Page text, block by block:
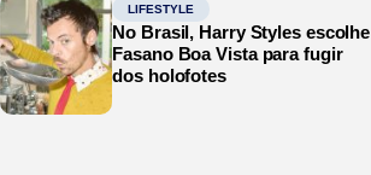
LIFESTYLE
No Brasil, Harry Styles escolhe
Fasano Boa Vista para fugir
dos holofotes